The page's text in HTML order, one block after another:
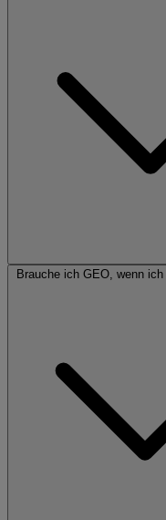
Brauche ich GEO, wenn